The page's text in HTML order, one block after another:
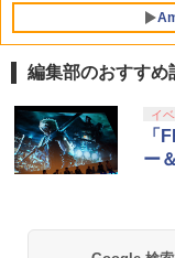
1
1
編集部のおすすめ
イ
「
ー